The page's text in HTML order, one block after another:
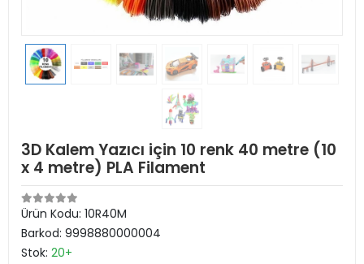
3D Kalem Yazıcı için 10 renk 40 metre (10
x 4 metre) PLA Filament
Ürün Kodu: 10R40M
Barkod: 9998880000004
Stok: 20+